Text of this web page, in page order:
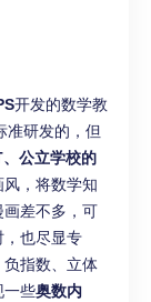
开发的数学教
准研发的，但
公立学校的
，将数学知
差不多，可
，也尽显专
指数、立体
一些奥数内